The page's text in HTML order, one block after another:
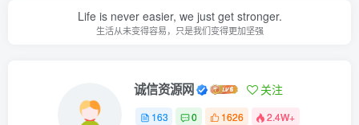
Life is never easier, we just get stronger.
生活从未变得容易，只是我们变得更加坚强
诚信资源网 关注
163 0 1626 2.4W+